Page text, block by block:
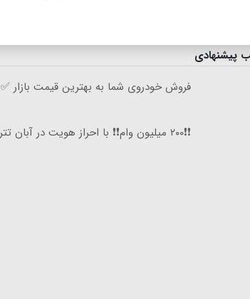
پیشنهادی
فروش خودروی شما به بهترین قیمت بازار ✅
❗❗۲۰۰ میلیون وام❗❗ با احراز هویت در آبان تتر